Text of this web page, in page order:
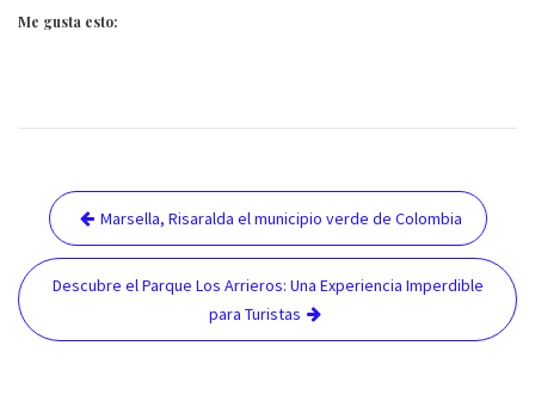
Me gusta esto:
Navegación
de
entradas
Marsella, Risaralda el municipio verde de Colombia
Descubre el Parque Los Arrieros: Una Experiencia Imperdible
para Turistas